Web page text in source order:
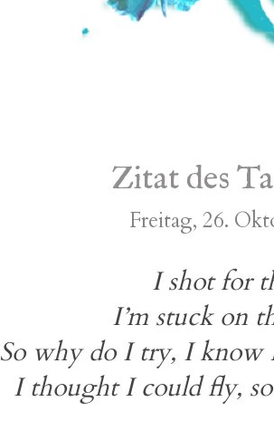
Zitat des
Freitag, 26.
I shot for
I’m stuck on
So why do I try, I know
I thought I could fly,